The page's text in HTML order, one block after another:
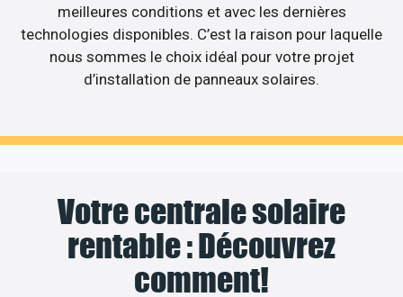
meilleures conditions et avec les dernières
technologies disponibles. C’est la raison pour laquelle
nous sommes le choix idéal pour votre projet
d’installation de panneaux solaires.
Votre centrale solaire
rentable : Découvrez
comment!